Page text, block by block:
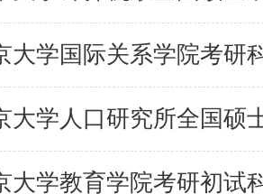
而言，这本书提供了
些希望从事医学影像
研究的考生。
26考研|清华大学生
大学国际关系学院考研
大学教育学院考研初试